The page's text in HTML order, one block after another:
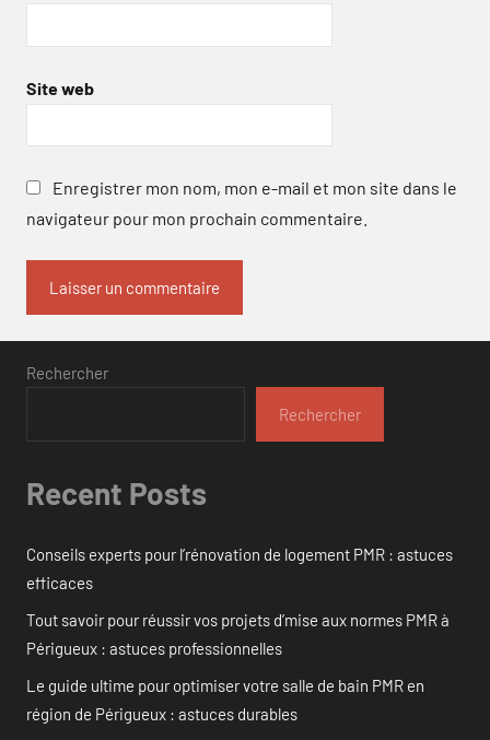
Site web
Enregistrer mon nom, mon e-mail et mon site dans le
navigateur pour mon prochain commentaire.
Rechercher
Rechercher
Recent Posts
Conseils experts pour l’rénovation de logement PMR : astuces
efficaces
Tout savoir pour réussir vos projets d’mise aux normes PMR à
Périgueux : astuces professionnelles
Le guide ultime pour optimiser votre salle de bain PMR en
région de Périgueux : astuces durables